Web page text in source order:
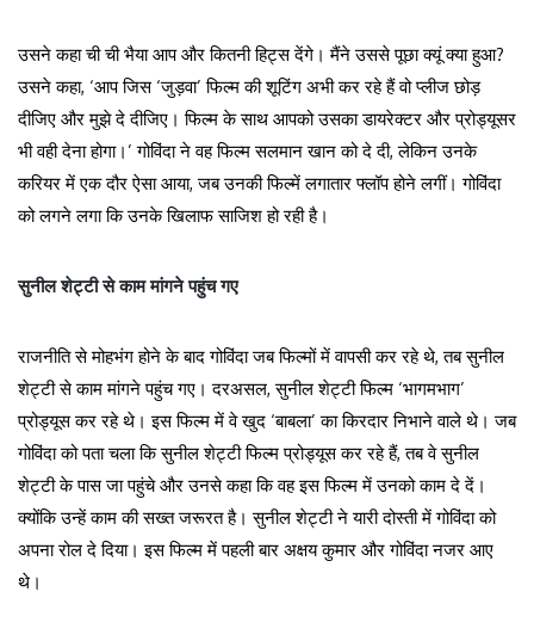
उसने कहा ची ची भैया आप और कितनी हिट्स देंगे। मैंने उससे पूछा क्यूं क्या हुआ?
उसने कहा, ‘आप जिस ‘जुड़वा’ फिल्म की शूटिंग अभी कर रहे हैं वो प्लीज छोड़
दीजिए और मुझे दे दीजिए। फिल्म के साथ आपको उसका डायरेक्टर और प्रोड्यूसर
भी वही देना होगा।’ गोविंदा ने वह फिल्म सलमान खान को दे दी, लेकिन उनके
करियर में एक दौर ऐसा आया, जब उनकी फिल्में लगातार फ्लॉप होने लगीं। गोविंदा
को लगने लगा कि उनके खिलाफ साजिश हो रही है।
सुनील शेट्टी से काम मांगने पहुंच गए
राजनीति से मोहभंग होने के बाद गोविंदा जब फिल्मों में वापसी कर रहे थे, तब सुनील
शेट्टी से काम मांगने पहुंच गए। दरअसल, सुनील शेट्टी फिल्म ‘भागमभाग’
प्रोड्यूस कर रहे थे। इस फिल्म में वे खुद ‘बाबला’ का किरदार निभाने वाले थे। जब
गोविंदा को पता चला कि सुनील शेट्टी फिल्म प्रोड्यूस कर रहे हैं, तब वे सुनील
शेट्टी के पास जा पहुंचे और उनसे कहा कि वह इस फिल्म में उनको काम दे दें।
क्योंकि उन्हें काम की सख्त जरूरत है। सुनील शेट्टी ने यारी दोस्ती में गोविंदा को
अपना रोल दे दिया। इस फिल्म में पहली बार अक्षय कुमार और गोविंदा नजर आए
थे।